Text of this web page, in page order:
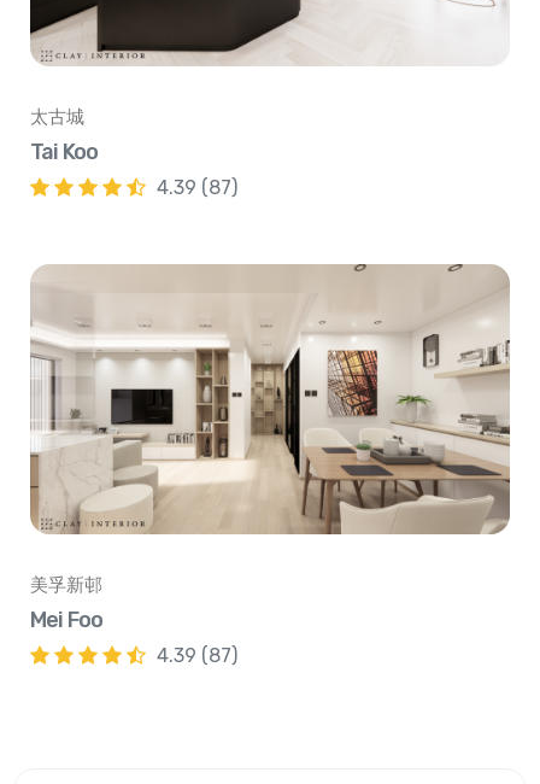
太古城
Tai Koo
4.39 (87)
美孚新邨
Mei Foo
4.39 (87)